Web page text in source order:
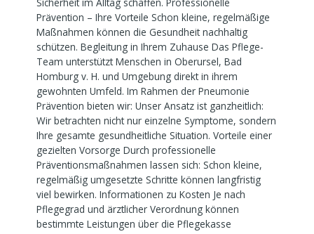
Prävention – Ihre Vorteile Schon kleine, regelmäßige
Maßnahmen können die Gesundheit nachhaltig
schützen. Begleitung in Ihrem Zuhause Das Pflege-
Team unterstützt Menschen in Oberursel, Bad
Homburg v. H. und Umgebung direkt in ihrem
gewohnten Umfeld. Im Rahmen der Pneumonie
Prävention bieten wir: Unser Ansatz ist ganzheitlich:
Wir betrachten nicht nur einzelne Symptome, sondern
Ihre gesamte gesundheitliche Situation. Vorteile einer
gezielten Vorsorge Durch professionelle
Präventionsmaßnahmen lassen sich: Schon kleine,
regelmäßig umgesetzte Schritte können langfristig
viel bewirken. Informationen zu Kosten Je nach
Pflegegrad und ärztlicher Verordnung können
bestimmte Leistungen über die Pflegekasse